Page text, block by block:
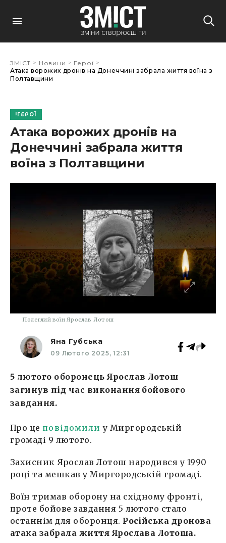
ЗМІСТ > Новини > Герої >
Атака ворожих дронів на Донеччині забрала життя воїна з
Полтавщини
ГЕРОЇ
Атака ворожих дронів на
Донеччині забрала життя
воїна з Полтавщини
Полеглий воїн Ярослав Лотош
Яна Губська
09 Лютого 2025, 12:31
5 лютого оборонець Ярослав Лотош
загинув під час виконання бойового
завдання.
Про цеповідомили у Миргородській
громаді 9 лютого.
Захисник Ярослав Лотош народився у 1990
році та мешкав у Миргородській громаді.
Воїн тримав оборону на східному фронті,
проте бойове завдання 5 лютого стало
останнім для оборонця. Російська дронова
атака забрала життя Ярослава Лотоша.